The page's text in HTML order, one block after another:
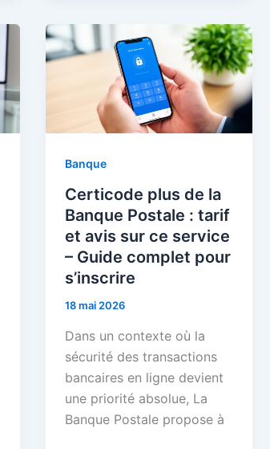
Banque
Certicode plus de la
Banque Postale : tarif
et avis sur ce service
– Guide complet pour
s’inscrire
18 mai 2026
Dans un contexte où la
sécurité des transactions
bancaires en ligne devient
une priorité absolue, La
Banque Postale propose à